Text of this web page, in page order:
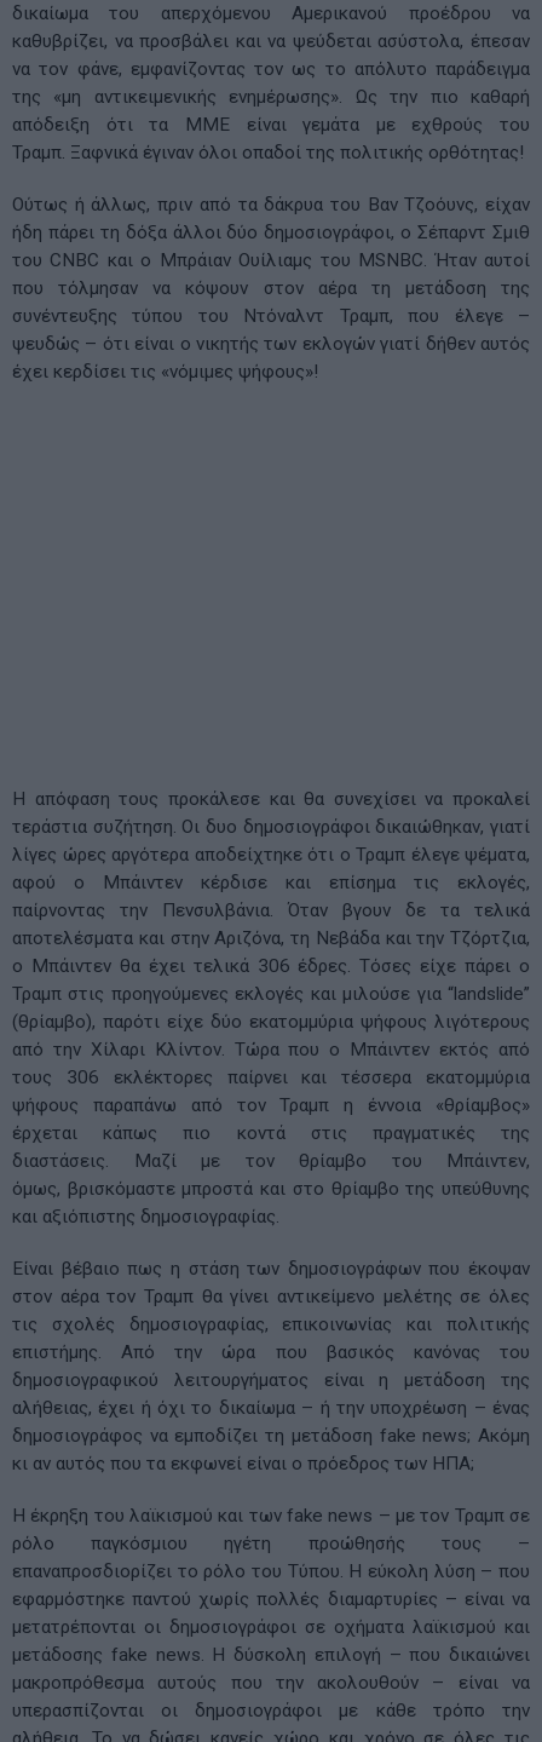
δικαίωμα του απερχόμενου Αμερικανού προέδρου να
καθυβρίζει, να προσβάλει και να ψεύδεται ασύστολα, έπεσαν
να τον φάνε, εμφανίζοντας τον ως το απόλυτο παράδειγμα
της «μη αντικειμενικής ενημέρωσης». Ως την πιο καθαρή
απόδειξη ότι τα ΜΜΕ είναι γεμάτα με εχθρούς του
Τραμπ. Ξαφνικά έγιναν όλοι οπαδοί της πολιτικής ορθότητας!
Ούτως ή άλλως, πριν από τα δάκρυα του Βαν Τζοόυνς, είχαν
ήδη πάρει τη δόξα άλλοι δύο δημοσιογράφοι, ο Σέπαρντ Σμιθ
του CNBC και ο Μπράιαν Ουίλιαμς του MSNBC. Ήταν αυτοί
που τόλμησαν να κόψουν στον αέρα τη μετάδοση της
συνέντευξης τύπου του Ντόναλντ Τραμπ, που έλεγε –
ψευδώς – ότι είναι ο νικητής των εκλογών γιατί δήθεν αυτός
έχει κερδίσει τις «νόμιμες ψήφους»!
Η απόφαση τους προκάλεσε και θα συνεχίσει να προκαλεί
τεράστια συζήτηση. Οι δυο δημοσιογράφοι δικαιώθηκαν, γιατί
λίγες ώρες αργότερα αποδείχτηκε ότι ο Τραμπ έλεγε ψέματα,
αφού ο Μπάιντεν κέρδισε και επίσημα τις εκλογές,
παίρνοντας την Πενσυλβάνια. Όταν βγουν δε τα τελικά
αποτελέσματα και στην Αριζόνα, τη Νεβάδα και την Τζόρτζια,
ο Μπάιντεν θα έχει τελικά 306 έδρες. Τόσες είχε πάρει ο
Τραμπ στις προηγούμενες εκλογές και μιλούσε για “landslide”
(θρίαμβο), παρότι είχε δύο εκατομμύρια ψήφους λιγότερους
από την Χίλαρι Κλίντον. Τώρα που ο Μπάιντεν εκτός από
τους 306 εκλέκτορες παίρνει και τέσσερα εκατομμύρια
ψήφους παραπάνω από τον Τραμπ η έννοια «θρίαμβος»
έρχεται κάπως πιο κοντά στις πραγματικές της
διαστάσεις. Μαζί με τον θρίαμβο του Μπάιντεν,
όμως, βρισκόμαστε μπροστά και στο θρίαμβο της υπεύθυνης
και αξιόπιστης δημοσιογραφίας.
Είναι βέβαιο πως η στάση των δημοσιογράφων που έκοψαν
στον αέρα τον Τραμπ θα γίνει αντικείμενο μελέτης σε όλες
τις σχολές δημοσιογραφίας, επικοινωνίας και πολιτικής
επιστήμης. Από την ώρα που βασικός κανόνας του
δημοσιογραφικού λειτουργήματος είναι η μετάδοση της
αλήθειας, έχει ή όχι το δικαίωμα – ή την υποχρέωση – ένας
δημοσιογράφος να εμποδίζει τη μετάδοση fake news; Ακόμη
κι αν αυτός που τα εκφωνεί είναι ο πρόεδρος των ΗΠΑ;
Η έκρηξη του λαϊκισμού και των fake news – με τον Τραμπ σε
ρόλο παγκόσμιου ηγέτη προώθησής τους –
επαναπροσδιορίζει το ρόλο του Τύπου. Η εύκολη λύση – που
εφαρμόστηκε παντού χωρίς πολλές διαμαρτυρίες – είναι να
μετατρέπονται οι δημοσιογράφοι σε οχήματα λαϊκισμού και
μετάδοσης fake news. Η δύσκολη επιλογή – που δικαιώνει
μακροπρόθεσμα αυτούς που την ακολουθούν – είναι να
υπερασπίζονται οι δημοσιογράφοι με κάθε τρόπο την